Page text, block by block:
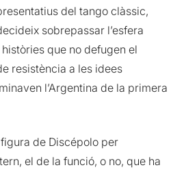
del tango clàssic,
sobrepassar l’esfera
que no defugen el
resistència a les idees
l’Argentina de la primera
de Discépolo per
el de la funció, o no, que ha